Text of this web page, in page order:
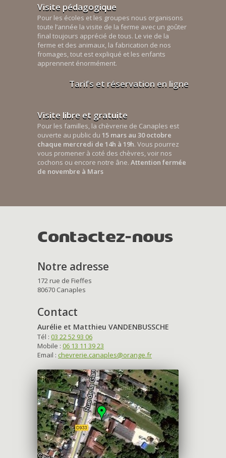
Visite pédagogique
Pour les écoles et les groupes nous organisons
toute l’année la visite de la ferme avec un goûter
final toujours apprécié de tous. Le vie de la
ferme et des animaux, la fabrication de nos
fromages, tout est expliqué et les enfants
apprennent énormément.
Tarifs et réservation en ligne
Visite libre et gratuite
Pour les familles, la chèvrerie de Canaples est
ouverte au public du 15 mars au 30 octobre
chaque mercredi de 14h à 19h. Vous pourrez
vous promener à coté des chèvres, voir nos
cochons ou encore notre âne. Attention fermée
de novembre à Mars
Contactez-nous
Notre adresse
172 rue de Fieffes
80670 Canaples
Contact
Aurélie et Matthieu VANDENBUSSCHE
Tél : 03 22 52 93 06
Mobile : 06 13 11 39 23
Email : chevrerie.canaples@orange.fr